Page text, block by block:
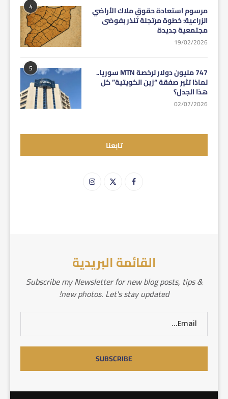
4 مرسوم استعادة حقوق ملاك الأراضي
الزراعية: خطوة مرتجلة تُنذر بفوضى
مجتمعية جديدة
19/02/2026
5 747 مليون دولار لرخصة MTN سوريا..
لماذا تثير صفقة “زين الكويتية” كل
هذا الجدل؟
02/07/2026
تابعنا
القائمة البريدية
Subscribe my Newsletter for new blog posts, tips &
new photos. Let's stay updated!